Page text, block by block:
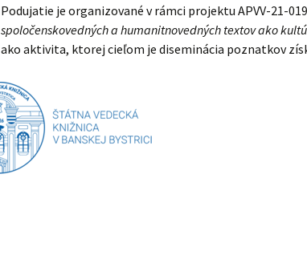
Podujatie je organizované v rámci projektu APVV-21-
spoločenskovedných a humanitnovedných textov ako
ako aktivita, ktorej cieľom je diseminácia poznatkov